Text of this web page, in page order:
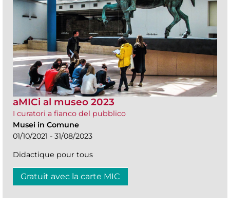
aMICi al museo 2023
I curatori a fianco del pubblico
Musei in Comune
01/10/2021 - 31/08/2023
Didactique pour tous
Gratuit avec la carte MIC